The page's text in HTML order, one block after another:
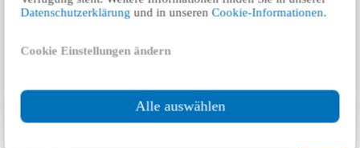
Datenschutzerklärung und in unserenCookie-Informationen.
Cookie Einstellungen ändern
Alle auswählen